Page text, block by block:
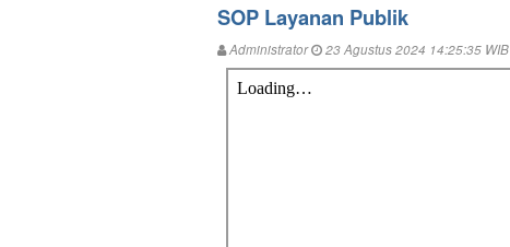
SOP Layanan Publik
Administrator 23 Agustus 2024 14:25:35 WIB